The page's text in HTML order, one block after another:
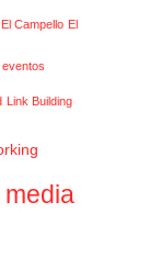
El Campello El
eventos
Link Building